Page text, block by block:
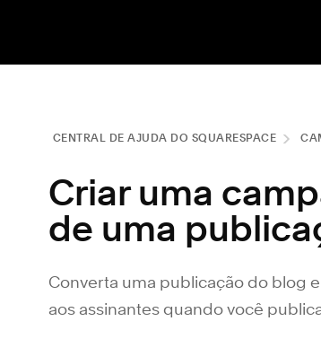
CENTRAL DE AJUDA DO SQUARESPACE
Criar uma
de uma
Converta uma publicação do blog
aos assinantes quando você